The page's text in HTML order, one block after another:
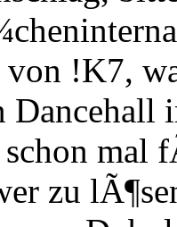
!K7,
mal
zu